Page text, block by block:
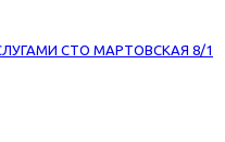
СТО МАРТОВСКАЯ 8/1